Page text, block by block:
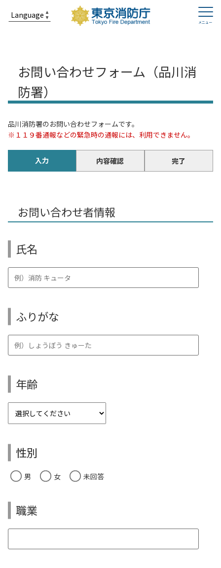
お問い合わせフォーム（品川消
防署）
品川消防署のお問い合わせフォームです。
※１１９番通報などの緊急時の通報には、利用できません。
入力 内容確認 完了
お問い合わせ者情報
氏名
ふりがな
年齢
性別
男 女 未回答
職業